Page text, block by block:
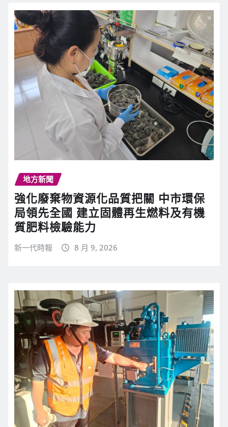
地方新聞
強化廢棄物資源化品質把關 中市環保
局領先全國 建立固體再生燃料及有機
質肥料檢驗能力
新一代時報 8 月 9, 2026